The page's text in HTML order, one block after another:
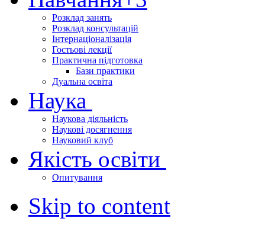
Розклад занять
Розклад консультацій
Інтернаціоналізація
Гостьові лекції
Практична підготовка
Бази практики
Дуальна освіта
Наука
Наукова діяльність
Наукові досягнення
Науковий клуб
Якість освіти
Опитування
Skip to content